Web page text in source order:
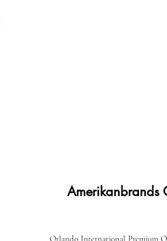
Amerikanbrands
Orlando International Premium